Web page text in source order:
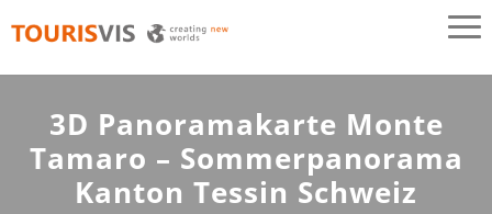
TOURISVIS
3D Panoramakarten aus Österreich
3D Panoramakarte Monte
Tamaro – Sommerpanorama
Kanton Tessin Schweiz